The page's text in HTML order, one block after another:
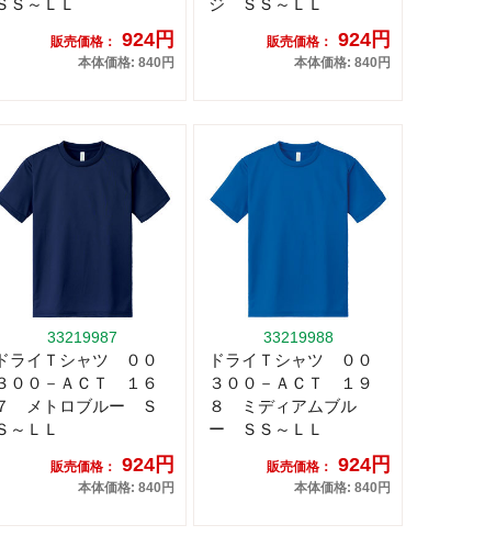
Ｓ～ＬＬ
販売価格： 924円
本体価格: 840円
ジ ＳＳ～ＬＬ
販売価格： 924円
本体価格: 840円
33219987
ドライＴシャツ ００
００－ＡＣＴ １６
メトロブルー Ｓ
～ＬＬ
販売価格： 924円
本体価格: 840円
33219988
ドライＴシャツ ００
３００－ＡＣＴ １９
８ ミディアムブル
ー ＳＳ～ＬＬ
販売価格： 924円
本体価格: 840円